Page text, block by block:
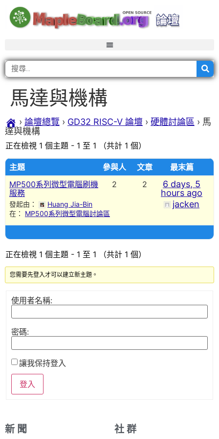
馬達與機構
› 論壇總覽 › GD32 RISC-V 論壇 › 硬體討論區 › 馬
達與機構
正在檢視 1 個主題 - 1 至 1 （共計 1 個）
主題 參與人 文章
最末篇
MP500系列微型電腦刷機
服務
發起由：
Huang Jia-Bin
在： MP500系列微型電腦討論區
2 2
6 days, 5
hours ago
jacken
正在檢視 1 個主題 - 1 至 1 （共計 1 個）
您需要先登入才可以建立新主題。
使用者名稱:
密碼:
讓我保持登入
登入
新 聞 社 群